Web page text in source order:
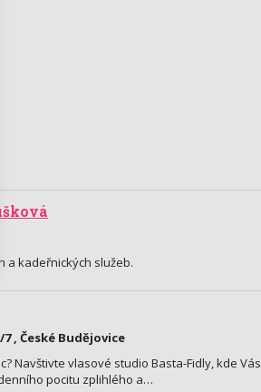
a kadeřnických služeb.
, České Budějovice
Navštivte vlasové studio Basta-Fidly, kde Vás
pocitu zplihlého a…